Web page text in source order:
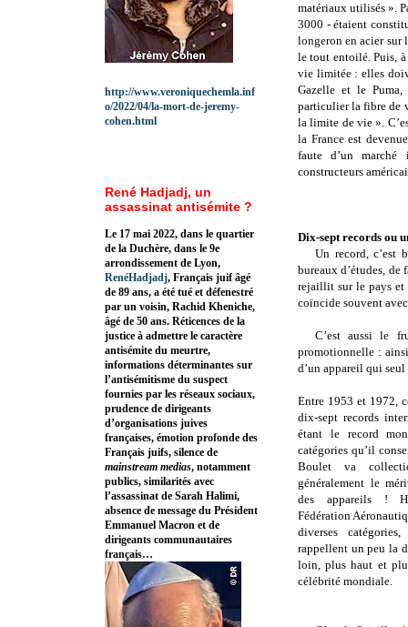
matériaux utilisés ».
3000 - étaient
longeron en acier sur
le tout entoilé. Puis,
vie limitée : elles
Gazelle et le
particulier la fibre de
la limite de vie ».
la France est
faute d’un
constructeurs
Dix-sept records ou
Un record, c’est
bureaux d’études,
rejaillit sur le pays et
coïncide souvent
C’est aussi le
promotionnelle :
d’un appareil qui
Entre 1953 et 1972,
dix-sept records
étant le record
catégories qu’il
Boulet va
généralement le
des appareils !
Fédération
diverses
rappellent un peu la
loin, plus haut et
célébrité mondiale.
http://www.veroniquechemla.inf
o/2022/04/la-mort-de-jeremy-
cohen.html
René Hadjadj, un
assassinat antisémite ?
Le 17 mai 2022, dans le quartier
de la Duchère, dans le 9e
arrondissement de Lyon,
RenéHadjadj, Français juif âgé
de 89 ans, a été tué et défenestré
par un voisin, Rachid Kheniche,
âgé de 50 ans. Réticences de la
justice à admettre le caractère
antisémite du meurtre,
informations déterminantes sur
l’antisémitisme du suspect
fournies par les réseaux sociaux,
prudence de dirigeants
d’organisations juives
françaises, émotion profonde des
Français juifs, silence de
mainstream medias, notamment
publics, similarités avec
l’assassinat de Sarah Halimi,
absence de message du Président
Emmanuel Macron et de
dirigeants communautaires
français…